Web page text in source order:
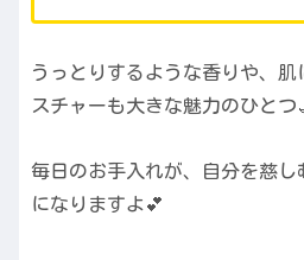
うっとりするような香りや、肌
スチャーも大きな魅力のひとつ
毎日のお手入れが、自分を慈し
になりますよ💕